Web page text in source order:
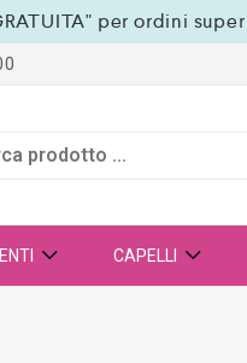
per ordini
CAPELLI